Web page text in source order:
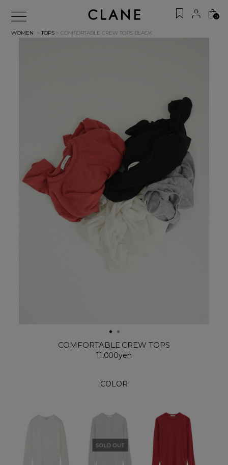
0
WOMEN >TOPS > COMFORTABLE CREW TOPS BLACK
COMFORTABLE CREW TOPS
11,000yen
COLOR